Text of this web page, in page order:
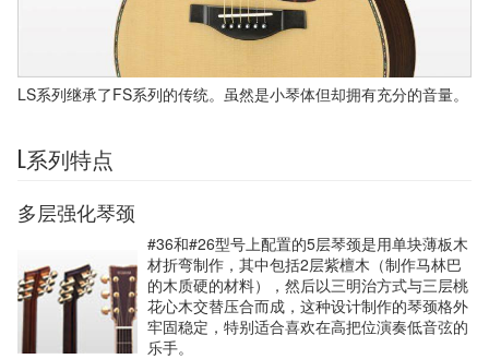
LS系列继承了FS系列的传统。虽然是小琴体但却拥有充分的音量。
L系列特点
多层强化琴颈
#36和#26型号上配置的5层琴颈是用单块薄板木
材折弯制作，其中包括2层紫檀木（制作马林巴
的木质硬的材料），然后以三明治方式与三层桃
花心木交替压合而成，这种设计制作的琴颈格外
牢固稳定，特别适合喜欢在高把位演奏低音弦的
乐手。